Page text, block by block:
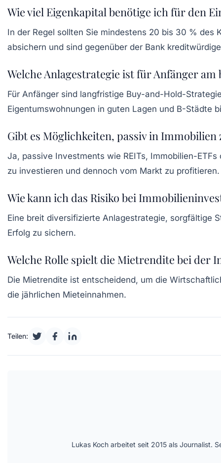
Wie viel Eigenkapital benötige ich für den
In der Regel sollten Sie mindestens 20 bis 30 % des
absichern und sind gegenüber der Bank
Welche Anlagestrategie ist für Anfänger am
Für Anfänger sind langfristige Buy-and-Hold-
Eigentumswohnungen in guten Lagen und B-Städte
Gibt es Möglichkeiten, passiv in Immobilien
Ja, passive Investments wie REITs, Immobilien-
zu investieren und dennoch vom Markt zu profitieren.
Wie kann ich das Risiko bei
Eine breit diversifizierte Anlagestrategie, sorgfältige
Erfolg zu sichern.
Welche Rolle spielt die Mietrendite bei der
Die Mietrendite ist entscheidend, um die
die jährlichen Mieteinnahmen.
Teilen:
Lukas Koch arbeitet seit 2015 als Journalist.